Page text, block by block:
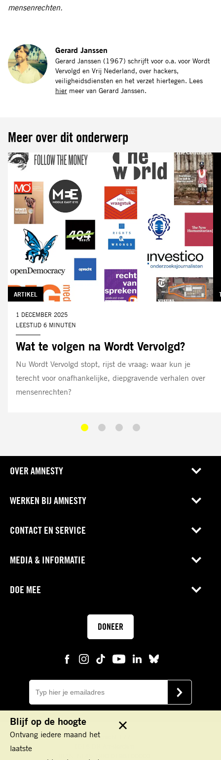
mensenrechten.
Gerard Janssen
Gerard Janssen (1967) schrijft voor o.a. voor Wordt
Vervolgd en Vrij Nederland, over hackers,
veiligheidsdiensten en het verzet hiertegen. Lees
hier meer van Gerard Janssen.
Meer over dit onderwerp
Wat te volgen na Wordt Vervolgd?
TAG:
ARTIKEL
DATUM:
1 DECEMBER 2025
LEESTIJD 6 MINUTEN
Nu Wordt Vervolgd stopt, rijst de vraag: waar kun je
terecht voor onafhankelijke, diepgravende verhalen over
mensenrechten?
OVER AMNESTY
WERKEN BIJ AMNESTY
CONTACT EN SERVICE
MEDIA & INFORMATIE
DOE MEE
DONEER
mail
VERSTUUR
Keizersgracht 177
Blijf op de hoogte
Ontvang iedere maand het
laatste
Sluit